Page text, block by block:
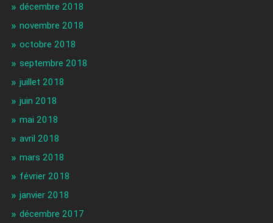
décembre 2018
novembre 2018
octobre 2018
septembre 2018
juillet 2018
juin 2018
mai 2018
avril 2018
mars 2018
février 2018
janvier 2018
décembre 2017